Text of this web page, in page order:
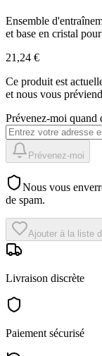
Ensemble
et base en cristal
21,24 €
Ce produit est
et nous vous
Prévenez-moi quand
Prévenez-moi
Nous vous
de spam.
Ajouter à la liste
Livraison discrète
Paiement sécurisé